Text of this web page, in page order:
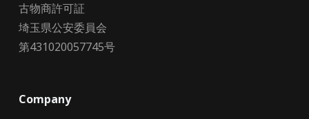
古物商許可証
埼玉県公安委員会
第431020057745号
Company